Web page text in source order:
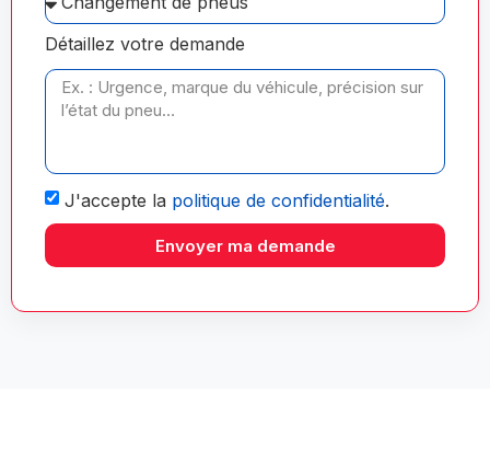
Détaillez votre demande
J'accepte la politique de confidentialité.
Envoyer ma demande